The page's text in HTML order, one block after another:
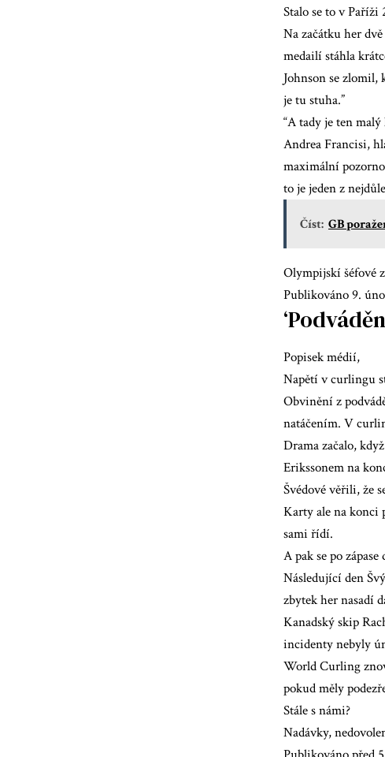
Stalo se to v
Na začátku her
medailí stáhla
Johnson se zlomil,
je tu stuha.”
“A tady je ten
Andrea Francisi,
maximální
to je jeden z
Číst: GB
Olympijskí šéfové
Publikováno 9.
Popisek médií,
Napětí v curlingu
Obvinění z
natáčením. V
Drama začalo,
Erikssonem na
Švédové věřili, že
Karty ale na konci
sami řídí.
A pak se po
Následující den
zbytek her nasadí
Kanadský skip
incidenty nebyly
World Curling
pokud měly
Stále s námi?
Nadávky,